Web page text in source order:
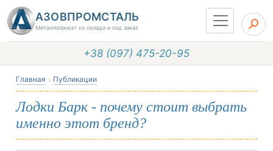
АЗОВПРОМСТАЛЬ
Металлопрокат со склада и под заказ
+38 (097) 475-20-95
Главная Публикации
Лодки Барк - почему стоит выбрать
именно этот бренд?